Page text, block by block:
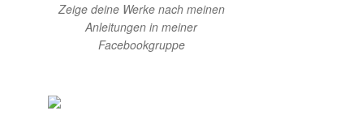
Zeige deine Werke nach meinen
Anleitungen in meiner
Facebookgruppe